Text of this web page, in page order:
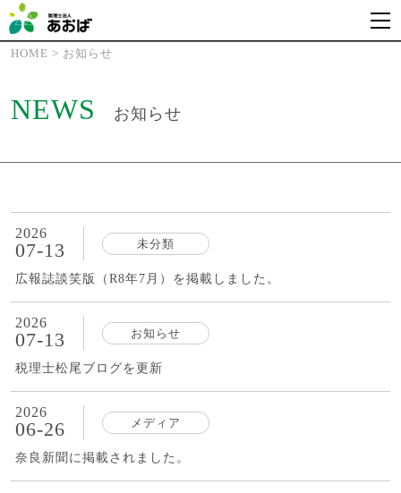
HOME > お知らせ
NEWS お知らせ
2026
07-13 未分類
広報誌談笑版（R8年7月）を掲載しました。
2026
07-13 お知らせ
税理士松尾ブログを更新
2026
06-26 メディア
奈良新聞に掲載されました。